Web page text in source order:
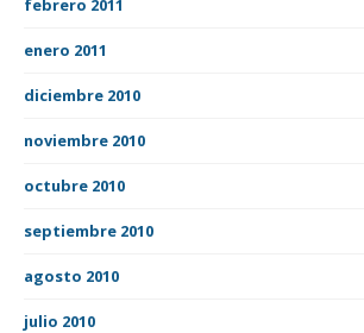
enero 2011
diciembre 2010
noviembre 2010
octubre 2010
septiembre 2010
agosto 2010
julio 2010